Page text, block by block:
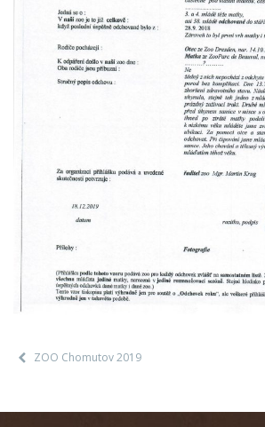
ZOO Chomutov 2019